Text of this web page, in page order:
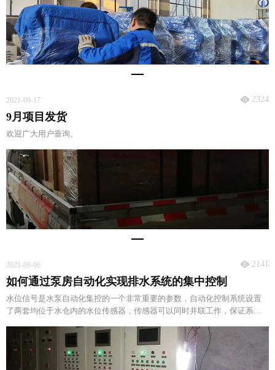
2021-09-17 2324
9月项目发货
欢迎广大用户垂询。
2021-09-06 2141
如何通过泵房自动化实现排水系统的集中控制
水位信号是水泵自动化集控的一个非常重要的参数，自动化控制系统设置
了两套均位于水仓内的水位传感器，传感器可以同时并联工作，保证系统